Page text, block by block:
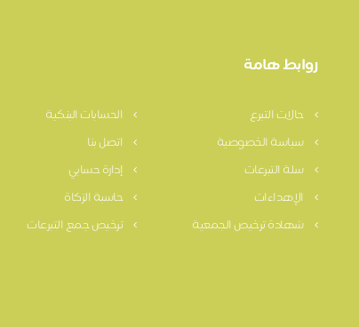
روابط هامة
حالات التبرع
الحسابات البنكية
سياسة الخصوصية
اتصل بنا
سلة التبرعات
إدارة حسابي
الإهداءات
حاسبة الزكاة
شهادة ترخيص الجمعية
ترخيص جمع التبرعات